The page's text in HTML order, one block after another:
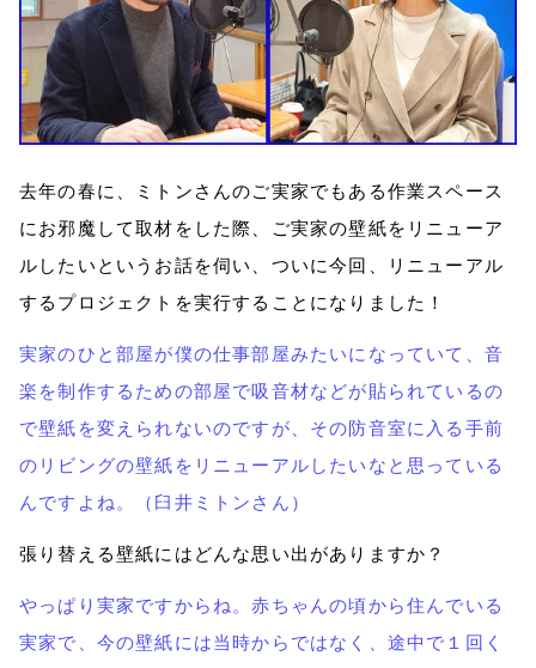
去年の春に、ミトンさんのご実家でもある作業スペース
にお邪魔して取材をした際、ご実家の壁紙をリニューア
ルしたいというお話を伺い、ついに今回、リニューアル
するプロジェクトを実行することになりました！
実家のひと部屋が僕の仕事部屋みたいになっていて、音
楽を制作するための部屋で吸音材などが貼られているの
で壁紙を変えられないのですが、その防音室に入る手前
のリビングの壁紙をリニューアルしたいなと思っている
んですよね。（臼井ミトンさん）
張り替える壁紙にはどんな思い出がありますか？
やっぱり実家ですからね。赤ちゃんの頃から住んでいる
実家で、今の壁紙には当時からではなく、途中で１回く